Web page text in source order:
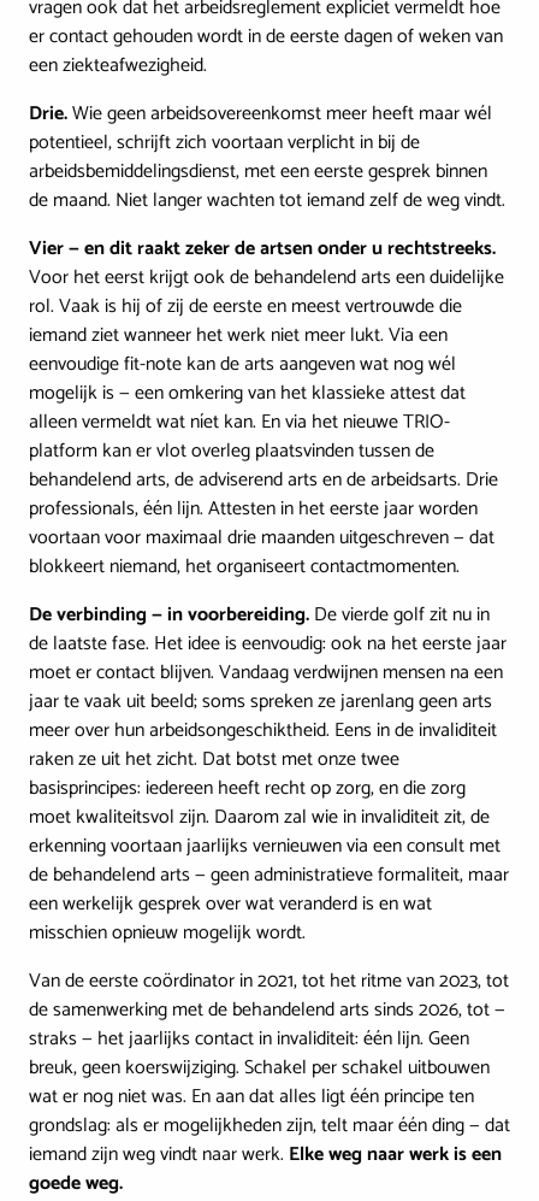
vragen ook dat het arbeidsreglement expliciet vermeldt hoe
er contact gehouden wordt in de eerste dagen of weken van
een ziekteafwezigheid.
Drie.Wie geen arbeidsovereenkomst meer heeft maar wél
potentieel, schrijft zich voortaan verplicht in bij de
arbeidsbemiddelingsdienst, met een eerste gesprek binnen
de maand. Niet langer wachten tot iemand zelf de weg vindt.
Vier — en dit raakt zeker de artsen onder u rechtstreeks.
Voor het eerst krijgt ook de behandelend arts een duidelijke
rol. Vaak is hij of zij de eerste en meest vertrouwde die
iemand ziet wanneer het werk niet meer lukt. Via een
eenvoudige fit-note kan de arts aangeven wat nog wél
mogelijk is — een omkering van het klassieke attest dat
alleen vermeldt wat níet kan. En via het nieuwe TRIO-
platform kan er vlot overleg plaatsvinden tussen de
behandelend arts, de adviserend arts en de arbeidsarts. Drie
professionals, één lijn. Attesten in het eerste jaar worden
voortaan voor maximaal drie maanden uitgeschreven — dat
blokkeert niemand, het organiseert contactmomenten.
De verbinding — in voorbereiding.De vierde golf zit nu in
de laatste fase. Het idee is eenvoudig: ook na het eerste jaar
moet er contact blijven. Vandaag verdwijnen mensen na een
jaar te vaak uit beeld; soms spreken ze jarenlang geen arts
meer over hun arbeidsongeschiktheid. Eens in de invaliditeit
raken ze uit het zicht. Dat botst met onze twee
basisprincipes: iedereen heeft recht op zorg, en die zorg
moet kwaliteitsvol zijn. Daarom zal wie in invaliditeit zit, de
erkenning voortaan jaarlijks vernieuwen via een consult met
de behandelend arts — geen administratieve formaliteit, maar
een werkelijk gesprek over wat veranderd is en wat
misschien opnieuw mogelijk wordt.
Van de eerste coördinator in 2021, tot het ritme van 2023, tot
de samenwerking met de behandelend arts sinds 2026, tot —
straks — het jaarlijks contact in invaliditeit: één lijn. Geen
breuk, geen koerswijziging. Schakel per schakel uitbouwen
wat er nog niet was. En aan dat alles ligt één principe ten
grondslag: als er mogelijkheden zijn, telt maar één ding — dat
iemand zijn weg vindt naar werk. Elke weg naar werk is een
goede weg.